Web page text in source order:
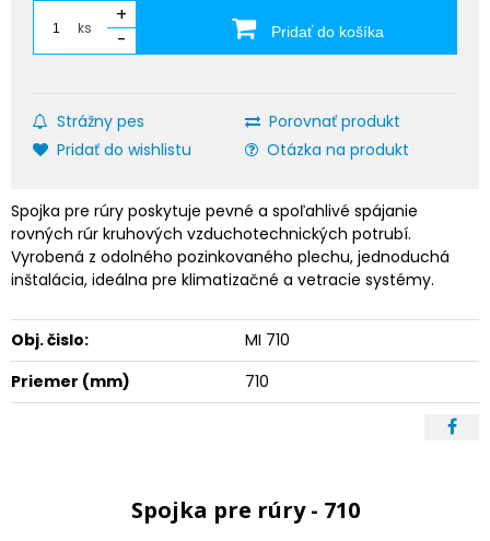
ks
+
-
Pridať do košíka
Strážny pes
Porovnať produkt
Pridať do wishlistu
Otázka na produkt
Spojka pre rúry poskytuje pevné a spoľahlivé spájanie
rovných rúr kruhových vzduchotechnických potrubí.
Vyrobená z odolného pozinkovaného plechu, jednoduchá
inštalácia, ideálna pre klimatizačné a vetracie systémy.
Obj. čislo:
MI 710
Priemer (mm)
710
Spojka pre rúry - 710